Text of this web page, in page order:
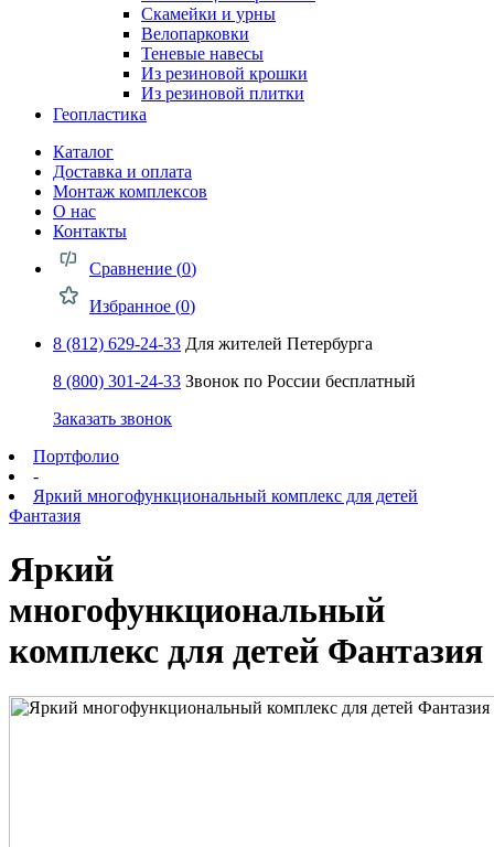
Скамейки и урны
Велопарковки
Теневые навесы
Из резиновой крошки
Из резиновой плитки
Геопластика
Каталог
Доставка и оплата
Монтаж комплексов
О нас
Контакты
Сравнение (0)
Избранное (0)
8 (812) 629-24-33 Для жителей Петербурга
8 (800) 301-24-33 Звонок по России бесплатный
Заказать звонок
Портфолио
-
Яркий многофункциональный комплекс для детей
Фантазия
Яркий
многофункциональный
комплекс для детей Фантазия